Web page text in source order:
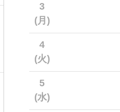
3
(月)
4
(火)
5
(水)